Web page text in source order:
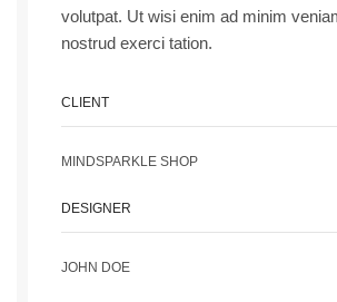
volutpat. Ut wisi enim ad minim
nostrud exerci tation.
CLIENT
MINDSPARKLE SHOP
DESIGNER
JOHN DOE